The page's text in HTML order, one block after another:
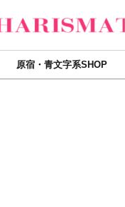
原宿・青文字系SHOP